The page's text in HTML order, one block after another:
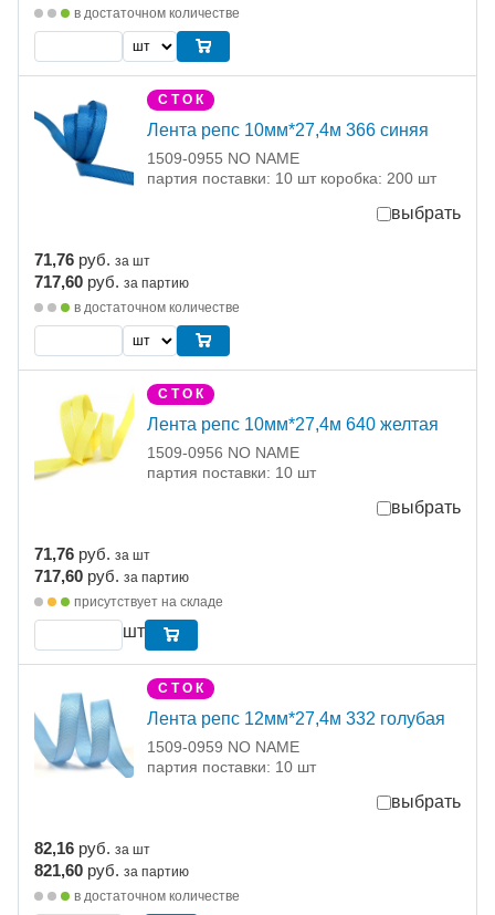
в достаточном количестве
С Т О К
Лента репс 10мм*27,4м 366 синяя
1509-0955 NO NAME
партия поставки: 10 шт коробка: 200 шт
выбрать
71,76 руб. за шт
717,60 руб. за партию
в достаточном количестве
С Т О К
Лента репс 10мм*27,4м 640 желтая
1509-0956 NO NAME
партия поставки: 10 шт
выбрать
71,76 руб. за шт
717,60 руб. за партию
присутствует на складе
шт
С Т О К
Лента репс 12мм*27,4м 332 голубая
1509-0959 NO NAME
партия поставки: 10 шт
выбрать
82,16 руб. за шт
821,60 руб. за партию
в достаточном количестве